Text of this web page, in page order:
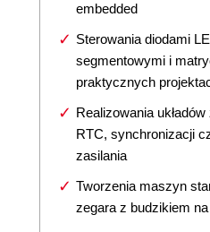
embedded
Sterowania diodami
segmentowymi i
praktycznych
Realizowania
RTC, synchronizacji
zasilania
Tworzenia maszyn
zegara z budzikiem